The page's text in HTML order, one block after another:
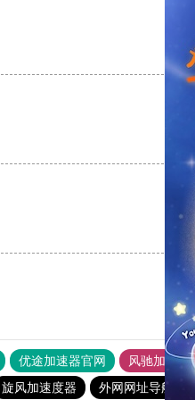
优途加速器官网 风驰加速器
旋风加速度器 外网网址导航